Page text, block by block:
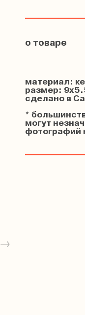
→
о товаре
материал:
размер:
сделано в
*
могут
фотографий